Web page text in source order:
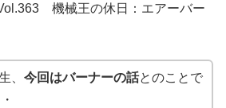
機械王の休日：エアーバー
、 今回はバーナーの話とのことで